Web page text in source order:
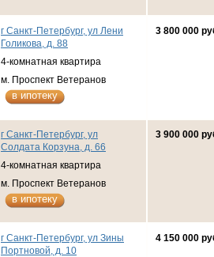
г Санкт-Петербург, ул Лени
Голикова, д. 88
4-комнатная квартира
м. Проспект Ветеранов
в ипотеку
3 800 000
г Санкт-Петербург, ул
Солдата Корзуна, д. 66
4-комнатная квартира
м. Проспект Ветеранов
в ипотеку
3 900 000
г Санкт-Петербург, ул Зины
Портновой, д. 10
4 150 000